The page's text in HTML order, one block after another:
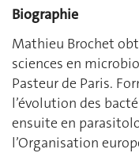
Biographie
Mathieu Brochet
sciences en
Pasteur de Paris.
l’évolution des
ensuite en
l’Organisation